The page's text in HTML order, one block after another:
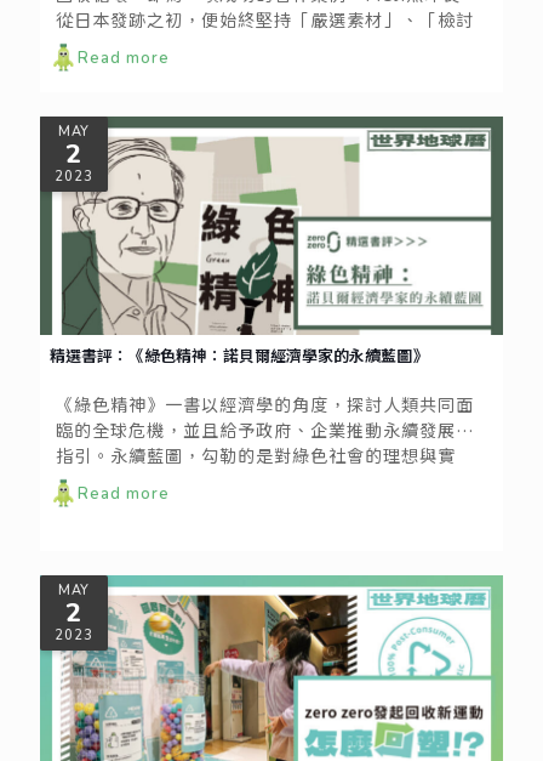
從日本發跡之初，便始終堅持「嚴選素材」、「檢討
製程」、「簡化包裝」的開發商品三大原則；
Read more
MAY
2
2023
精選書評：《綠色精神：諾貝爾經濟學家的永續藍圖》
《綠色精神》一書以經濟學的角度，探討人類共同面
臨的全球危機，並且給予政府、企業推動永續發展的
指引。永續藍圖，勾勒的是對綠色社會的理想與實
踐；綠色精神，描繪的是以綠色經濟觀點思考政治、
經濟、社會問題與解方。
Read more
MAY
2
2023